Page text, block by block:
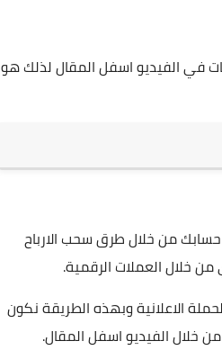
لاكثر من 4 سنوات وسحب الارباح منه اكثر من 20 مرة بالاثبات في الفيديو اسفل المقال لذلك هو
من خلال طرق سحب الارباح
خلال العملات الرقمية.
الحملة الاعلانية وبهذه الطريقة نكون
خلال الفيديو اسفل المقال.